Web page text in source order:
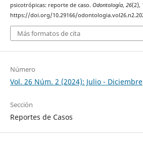
psicotrópicas: reporte de caso. Odontología, 26(2),
https://doi.org/10.29166/
Más formatos de cita
Número
Vol. 26 Núm. 2 (2024): Julio - Diciembre
Sección
Reportes de Casos